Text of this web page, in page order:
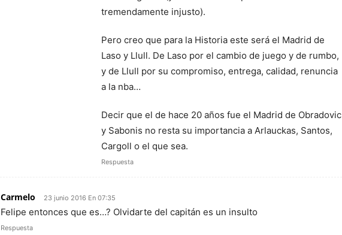
tremendamente injusto).
Pero creo que para la Historia este será el Madrid de
Laso y Llull. De Laso por el cambio de juego y de rumbo,
y de Llull por su compromiso, entrega, calidad, renuncia
a la nba…
Decir que el de hace 20 años fue el Madrid de Obradovic
y Sabonis no resta su importancia a Arlauckas, Santos,
Cargoll o el que sea.
Respuesta
Carmelo 23 junio 2016 En 07:35
Felipe entonces que es…? Olvidarte del capitán es un insulto
Respuesta